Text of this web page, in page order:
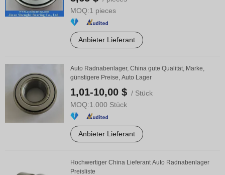
MOQ:1 pieces
Anbieter Lieferant
Auto Radnabenlager, China gute Qualität, Marke,
günstigere Preise, Auto Lager
1,01-10,00 $ / Stück
MOQ:1.000 Stück
Anbieter Lieferant
Hochwertiger China Lieferant Auto Radnabenlager
Preisliste